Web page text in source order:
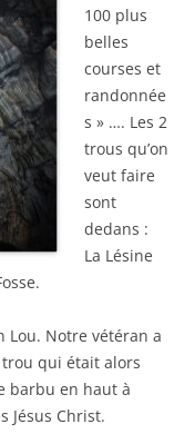
100 plus
belles
courses et
randonnée
s » …. Les 2
trous qu’on
veut faire
sont
dedans :
La Lésine
Lou. Notre vétéran a
qui était alors
barbu en haut à
Jésus Christ.